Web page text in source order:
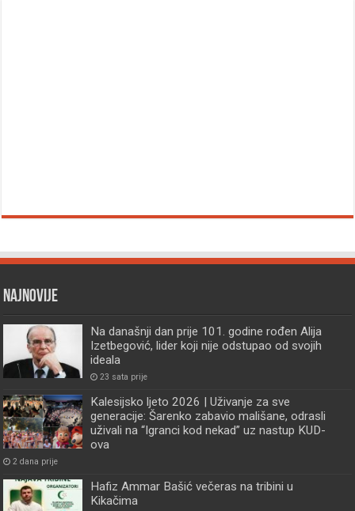
Najnovije
Na današnji dan prije 101. godine rođen Alija
Izetbegović, lider koji nije odstupao od svojih
ideala
23 sata prije
Kalesijsko ljeto 2026 | Uživanje za sve
generacije: Šarenko zabavio mališane, odrasli
uživali na “Igranci kod nekad” uz nastup KUD-
ova
2 dana prije
Hafiz Ammar Bašić večeras na tribini u
Kikačima